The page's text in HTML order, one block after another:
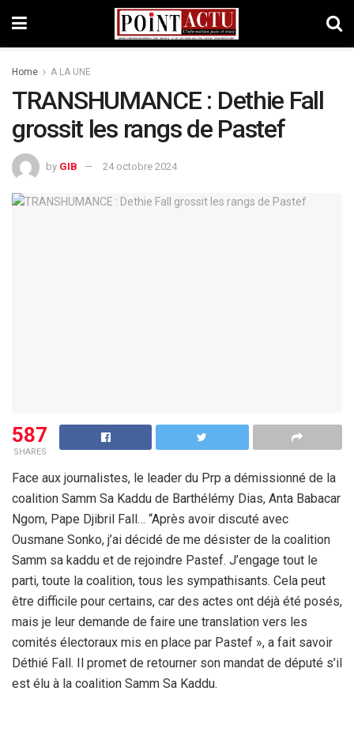
Home A LA UNE
TRANSHUMANCE : Dethie Fall
grossit les rangs de Pastef
by GIB 24 octobre 2024
587
SHARES
Face aux journalistes, le leader du Prp a démissionné de la
coalition Samm Sa Kaddu de Barthélémy Dias, Anta Babacar
Ngom, Pape Djibril Fall… “Après avoir discuté avec
Ousmane Sonko, j’ai décidé de me désister de la coalition
Samm sa kaddu et de rejoindre Pastef. J’engage tout le
parti, toute la coalition, tous les sympathisants. Cela peut
être difficile pour certains, car des actes ont déjà été posés,
mais je leur demande de faire une translation vers les
comités électoraux mis en place par Pastef », a fait savoir
Déthié Fall. Il promet de retourner son mandat de député s’il
est élu à la coalition Samm Sa Kaddu.